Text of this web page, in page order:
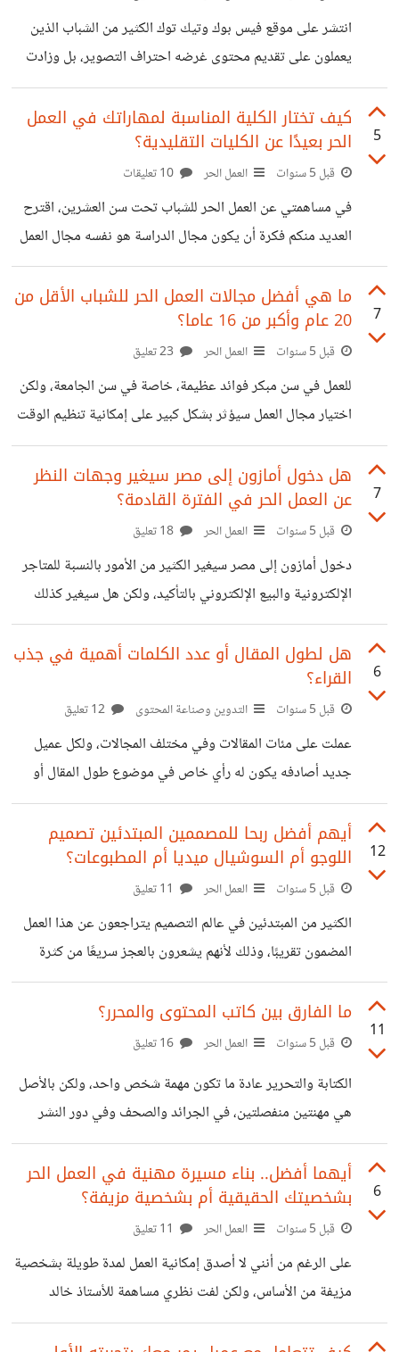
تأخذوا إجازة سواء أسبوعية أو شهرية أو حتى سنوية، في كل
الأحوال يجب
انتشر على موقع فيس بوك وتيك توك الكثير من الشباب الذين
يعملون على تقديم محتوى غرضه احتراف التصوير، بل وزادت
فكرة شراء كاميرا ديجيتال وسط الشباب لاستخدام هذه الكاميرا
في التصوير والربح منها، ولكن السؤال الذي يطرحه الكثيرين هل
التصوير الفوتوغرافي يدر أرباح بالفعل أم هذا مجرد كلام؟ طرق
الربح من التصوير الفوتوغرافي بدون مقدمات التصوير
الفوتوغرافي من أكثر مصادر الدخل في العمل الحر، ناهيكم عن
المتعة في العمل، فالتصوير من المهن الممتعة، ليس تقليدي وكل
5
كيف تختار الكلية المناسبة لمهاراتك في العمل
الحر بعيدًا عن الكليات التقليدية؟
قبل 5 سنوات العمل الحر
في مساهمتي عن العمل الحر للشباب تحت سن العشرين، اقترح
العديد منكم فكرة أن يكون مجال الدراسة هو نفسه مجال العمل
الحر، وهي فكرة عظيمة كنت أود التكلم عنها في مساهمة
منفصلة. هل توجد كليات تدعم مهارات العمل الحر! بالطبع نعم،
ليس بنفس المسمى ولكنها تؤهل للعمل الحر، والذي يعمل به الآن
عدد كبير جدًا من البشر. اختصارا للحديث، سأعطي بعض الأمثلة
من الكليات الدراسية، شاركونا بآرائكم عن كل كلية وعن كليات
أخرى أجهلها. كليات البرمجة كليات البرمجة لن تجعلكم
7
ما هي أفضل مجالات العمل الحر للشباب الأقل من
20 عام وأكبر من 16 عاما؟
قبل 5 سنوات العمل الحر
للعمل في سن مبكر فوائد عظيمة، خاصة في سن الجامعة، ولكن
اختيار مجال العمل سيؤثر بشكل كبير على إمكانية تنظيم الوقت
بين العمل والدراسة، لذلك دعونا نتحدث عن أفضل مجالات العمل
الحر للشباب. البرمجة بعض الشباب يمارسون حبهم للبرمجة من
سنة، وبالتالي تعتبر من أفضل مجالات العمل، نبدأ أولا بأداء بعض
المهام الصغيرة لمبرمجين أعلى بالمستوى، ثم نتقدم لنأخذ
مشاريع كاملة. تخيلوا معي، مبرمج بدأ العمل منذ
7
هل دخول أمازون إلى مصر سيغير وجهات النظر
عن العمل الحر في الفترة القادمة؟
قبل 5 سنوات العمل الحر
دخول أمازون إلى مصر سيغير الكثير من الأمور بالنسبة للمتاجر
الإلكترونية والبيع الإلكتروني بالتأكيد، ولكن هل سيغير كذلك
وجهات النظر بالنسبة للعمل الحر؟ من وجهة نظر شخصية، نعم
بالتأكيد ستتغير وجهة نظرة المجتمع والشباب تجاه العمل الحر،
شاركوني النقاش في النقاط التالية: الأفلييت أو التسويق بالعمولة
حتى هذه اللحظة، الربح من التسويق بالعمولة داخل مصر ليست
بالمربحة، لأن الربح الحقيقي يحدث من المشتريين السعوديين،
والتسويق إليهم من مصر ليس سهلا، أما الآن قد تزيد أهمية
6
هل لطول المقال أو عدد الكلمات أهمية في جذب
القراء؟
قبل 5 سنوات التدوين وصناعة المحتوى
عملت على مئات المقالات وفي مختلف المجالات، ولكل عميل
جديد أصادفه يكون له رأي خاص في موضوع طول المقال أو
عدد كلمات المقال. أحدهم يطلب عدد كبير يصل إلى ٣٠٠٠ كلمة،
بحيث نلم الموضوع من كل الجوانب، وعادة تكون مقالات
سياحية، بينما آخر يطلب بحد أقصى ألف كلمة أو ٥٠٠ كلمة
واختصار المقال، وكتابة الأفكار التفصيلية في مقال منفصل،
وآخر لا يهتم بعدد الكلمات وإنما بعدد الأفكار، ١٠ مثلا، ويجب أن
نكتبهم بغض النظر عن طول المقال. اخبروني في التعليقات
12
أيهم أفضل ربحا للمصممين المبتدئين تصميم
اللوجو أم السوشيال ميديا أم المطبوعات؟
قبل 5 سنوات العمل الحر
الكثير من المبتدئين في عالم التصميم يتراجعون عن هذا العمل
المضمون تقريبًا، وذلك لأنهم يشعرون بالعجز سريعًا من كثرة
الإلهاء وصعوبة اختيار طريق التعلم، مما يجعلهم يتعلمون أكثر من
مسار في نفس الوقت فيشعروا بالتشتت والضعف وعدم القدرة
على قيام أي منهم. لذلك قررت أن أشرح للمقبلين على تعلم
ومُربحة في عالم التصميم، وهم تصميم اللوجو والسوشيال ميديا
والمطبوعات. أولًا اللوجو كي نتعلم مسار صناعة الشعارات يجب
علينا أن نمتلك
11
ما الفارق بين كاتب المحتوى والمحرر؟
قبل 5 سنوات العمل الحر
الكتابة والتحرير عادة ما تكون مهمة شخص واحد، ولكن بالأصل
هي مهنتين منفصلتين، في الجرائد والصحف وفي دور النشر
وفي بعض المواقع الكبيرة. سأوضح بعض نقاط الاختلاف
وشاركوني وجهة نظركم في الاختلافات بين كاتب المحتوى
والمحرر. من هو المحرر في دور النشر هو الشخص الذي يستلم
الرواية من المؤلف، ليقوم بقراءتها وتنسيق فقراتها، ليجعلها
مفهومة للقارئ ومريحة للعين، فلو سلمتم للمحرر مثلا رواية من
١٠٠ صفحة، بالتنسيق سيجعلها هو ١٣٠ أو أكثر بحسب رؤيته
6
أيهما أفضل.. بناء مسيرة مهنية في العمل الحر
بشخصيتك الحقيقية أم بشخصية مزيفة؟
قبل 5 سنوات العمل الحر
على الرغم من أنني لا أصدق إمكانية العمل لمدة طويلة بشخصية
مزيفة من الأساس، ولكن لفت نظري مساهمة للأستاذ خالد
يتحدث فيها عن وضع صورة لفتاة جميلة لجذب العملاء سواء